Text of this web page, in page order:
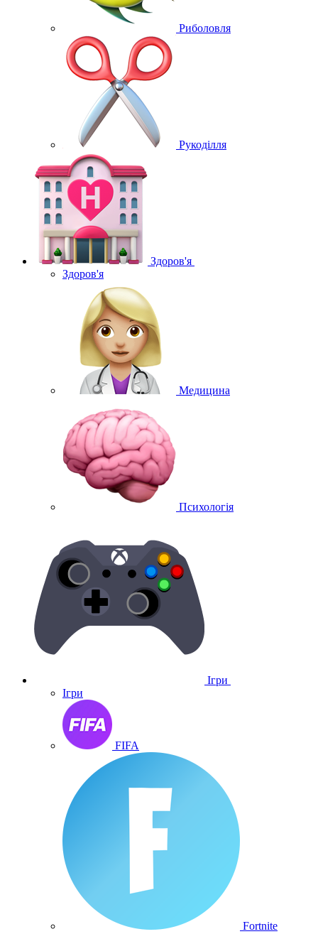
Риболовля
Рукоділля
Здоров'я
Здоров'я
Медицина
Психологія
Ігри
Ігри
FIFA
Fortnite